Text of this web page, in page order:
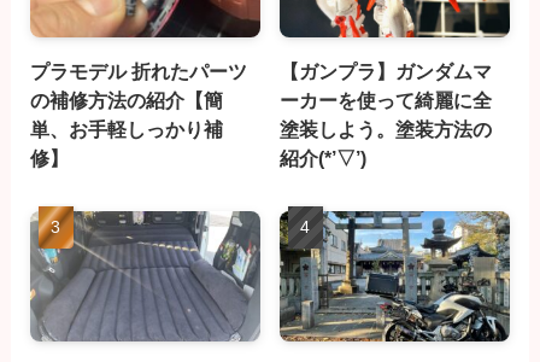
プラモデル 折れたパーツ
の補修方法の紹介【簡
単、お手軽しっかり補
修】
【ガンプラ】ガンダムマ
ーカーを使って綺麗に全
塗装しよう。塗装方法の
紹介(*’▽’)